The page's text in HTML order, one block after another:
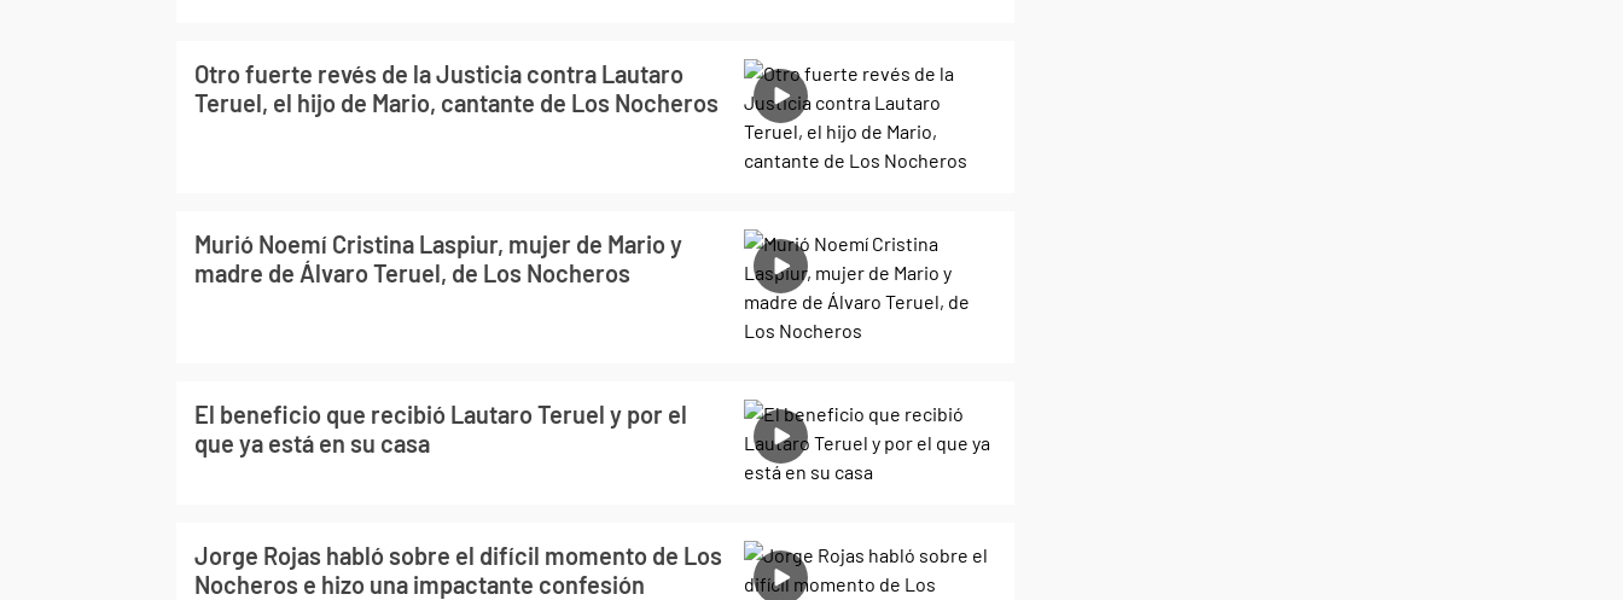
Otro fuerte revés de la Justicia contra Lautaro
Teruel, el hijo de Mario, cantante de Los Nocheros
Murió Noemí Cristina Laspiur, mujer de Mario y
madre de Álvaro Teruel, de Los Nocheros
El beneficio que recibió Lautaro Teruel y por el
que ya está en su casa
Jorge Rojas habló sobre el difícil momento de Los
Nocheros e hizo una impactante confesión